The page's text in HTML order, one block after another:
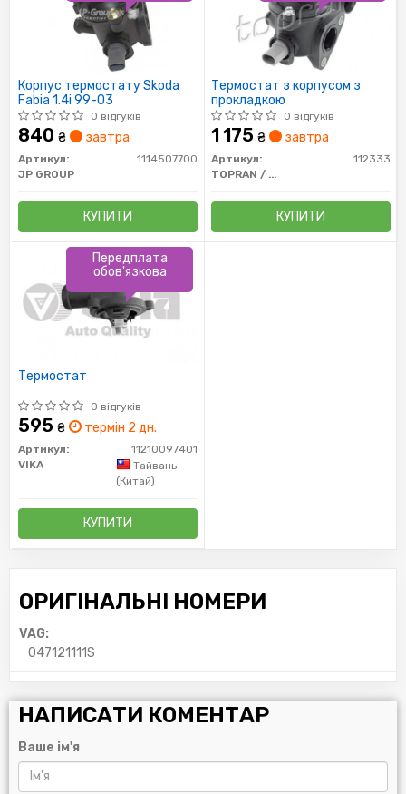
Корпус термостату Skoda
Fabia 1.4i 99-03
0 відгуків
840 ₴ завтра
Артикул:
1114507700
JP GROUP
КУПИТИ
Термостат з корпусом з
прокладкою
0 відгуків
1 175 ₴ завтра
Артикул:
112333
TOPRAN / HANS PRIES
КУПИТИ
Термостат
0 відгуків
595 ₴ термін 2 дн.
Артикул:
11210097401
VIKA
Тайвань
(Китай)
КУПИТИ
Передплата
обов'язкова
ОРИГІНАЛЬНІ НОМЕРИ
VAG:
047121111S
НАПИСАТИ КОМЕНТАР
Ваше ім'я